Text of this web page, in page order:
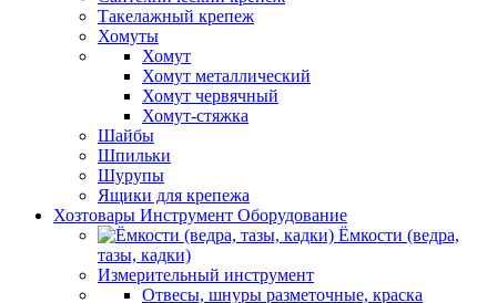
Такелажный крепеж
Хомуты
Хомут
Хомут металлический
Хомут червячный
Хомут-стяжка
Шайбы
Шпильки
Шурупы
Ящики для крепежа
Хозтовары Инструмент Оборудование
Ёмкости (ведра,
тазы, кадки)
Измерительный инструмент
Отвесы, шнуры разметочные, краска